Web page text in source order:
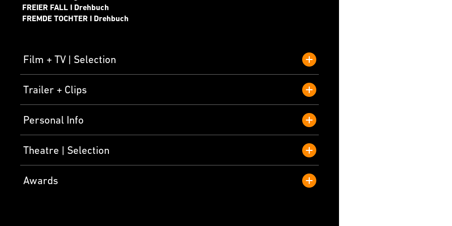
FREIER FALL I Drehbuch
FREMDE TOCHTER I Drehbuch
Film + TV Selection
Trailer + Clips
Personal Info
Theatre Selection
Awards